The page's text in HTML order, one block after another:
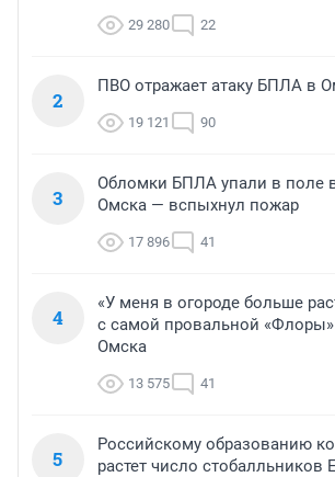
29 280 22
2
ПВО отражает атаку БПЛА в
19 121 90
3
Обломки БПЛА упали в поле
Омска — вспыхнул пожар
17 896 41
4
«У меня в огороде больше
с самой провальной
Омска
13 575 41
5
Российскому образованию
растет число стобалльников